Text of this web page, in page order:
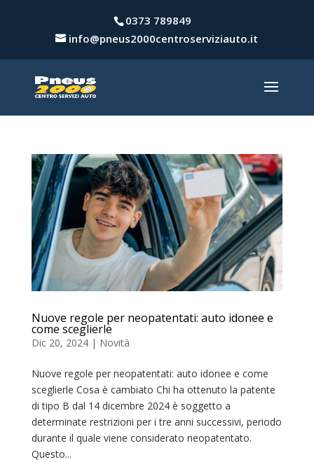
0373 789849
info@pneus2000centroserviziauto.it
Nuove regole per neopatentati: auto idonee e
come sceglierle
Dic 20, 2024| Novità
Nuove regole per neopatentati: auto idonee e come
sceglierle Cosa è cambiato Chi ha ottenuto la patente
di tipo B dal 14 dicembre 2024 è soggetto a
determinate restrizioni per i tre anni successivi, periodo
durante il quale viene considerato neopatentato.
Questo...